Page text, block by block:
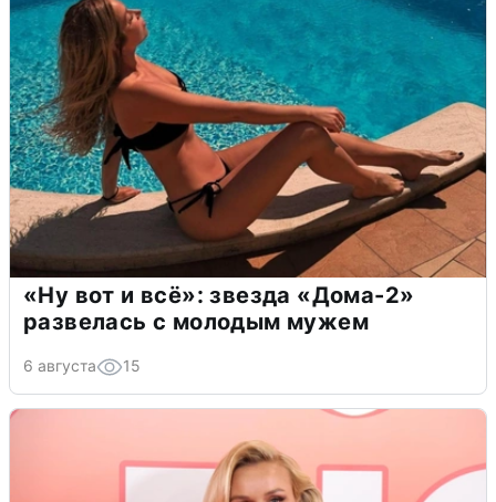
«Ну вот и всё»: звезда «Дома-2»
развелась с молодым мужем
6 августа 15